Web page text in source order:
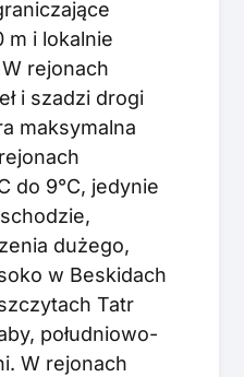
m i lokalnie
rejonach
i szadzi drogi
maksymalna
do 9°C, jedynie
dużego,
w Beskidach
Tatr
południowo-
W rejonach